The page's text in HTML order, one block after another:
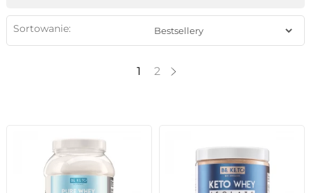
Sortowanie:
1 2